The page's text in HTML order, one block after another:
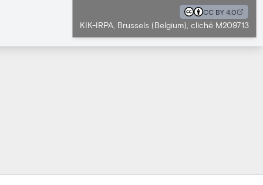
CC BY 4.0
KIK-IRPA, Brussels (Belgium), cliché M209713